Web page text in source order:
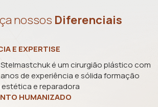
nossos Diferenciais
E EXPERTISE
Stelmastchuk é um cirurgião plástico com
de experiência e sólida formação
estética e reparadora
HUMANIZADO